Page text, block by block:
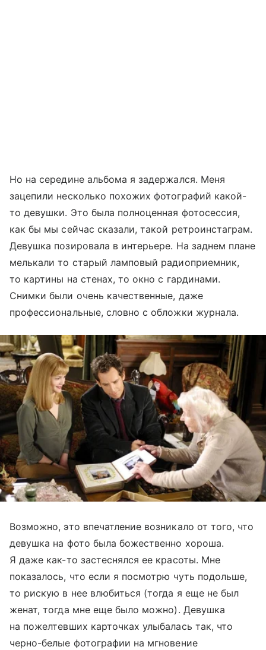
Но на середине альбома я задержался. Меня
зацепили несколько похожих фотографий какой-
то девушки. Это была полноценная фотосессия,
как бы мы сейчас сказали, такой ретроинстаграм.
Девушка позировала в интерьере. На заднем плане
мелькали то старый ламповый радиоприемник,
то картины на стенах, то окно с гардинами.
Снимки были очень качественные, даже
профессиональные, словно с обложки журнала.
Возможно, это впечатление возникало от того, что
девушка на фото была божественно хороша.
Я даже как-то застеснялся ее красоты. Мне
показалось, что если я посмотрю чуть подольше,
то рискую в нее влюбиться (тогда я еще не был
женат, тогда мне еще было можно). Девушка
на пожелтевших карточках улыбалась так, что
черно-белые фотографии на мгновение